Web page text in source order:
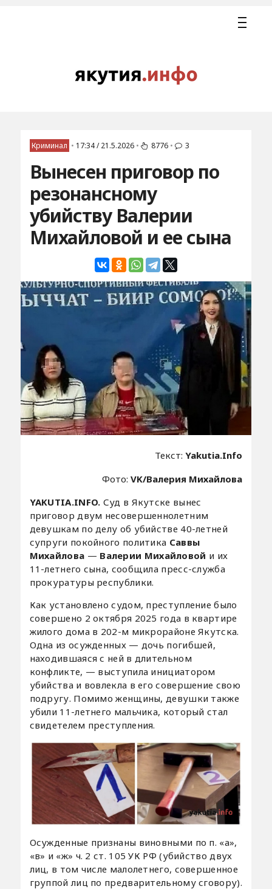
Криминал • 17:34 / 21.5.2026 • 8776 • 3
Вынесен приговор по
резонансному
убийству Валерии
Михайловой и ее сына
Текст:Yakutia.Info
Фото:VK/Валерия Михайлова
YAKUTIA.INFO. Суд в Якутске вынес
приговор двум несовершеннолетним
девушкам по делу об убийстве 40-летней
супруги покойного политика Саввы
Михайлова — Валерии Михайловой и их
11-летнего сына, сообщила пресс-служба
прокуратуры республики.
Как установлено судом, преступление было
совершено 2 октября 2025 года в квартире
жилого дома в 202-м микрорайоне Якутска.
Одна из осужденных — дочь погибшей,
находившаяся с ней в длительном
конфликте, — выступила инициатором
убийства и вовлекла в его совершение свою
подругу. Помимо женщины, девушки также
убили 11-летнего мальчика, который стал
свидетелем преступления.
Осужденные признаны виновными по п. «а»,
«в» и «ж» ч. 2 ст. 105 УК РФ (убийство двух
лиц, в том числе малолетнего, совершенное
группой лиц по предварительному сговору).